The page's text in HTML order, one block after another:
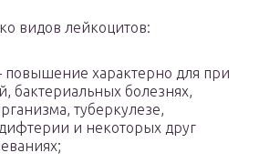
видов лейкоцитов:
характерно для при
бактериальных болезнях,
туберкулезе,
и некоторых друг